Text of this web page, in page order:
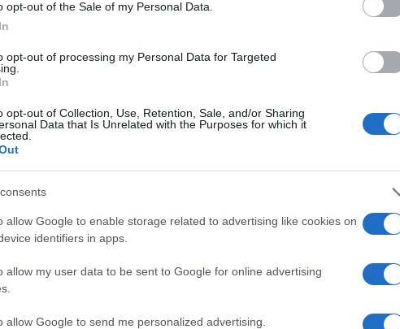
opt-out of the Sale of my Personal Data.
opt-out of processing my Personal Data for Targeted
opt-out of Collection, Use, Retention, Sale, and/or Sharing
Data that Is Unrelated with the Purposes for which it
allow Google to enable storage related to advertising like cookies on
identifiers in apps.
allow my user data to be sent to Google for online advertising
allow Google to send me personalized advertising.
criminali nel comune di Bar. Decaro, sotto
Non posso essere sindaco antimafia e avere
La decisione arriva in risposta alle recenti notizie
della Commissione d’accesso per
commosso, dichiara: “È un atto di
è stata istituita dopo l’arresto di 130
la resilienza di Bari contro la criminalità.
il